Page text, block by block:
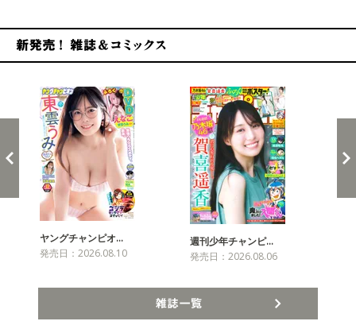
ヤングチャンピオ…
発売日：2026.08.10
週刊少年チャンピ…
発売日：2026.08.06